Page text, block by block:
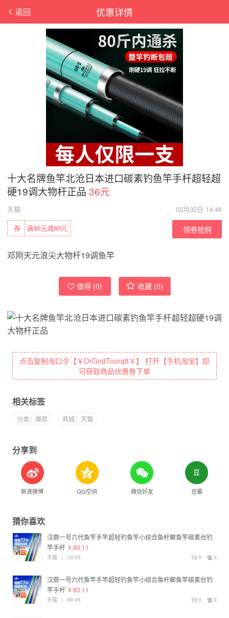
优惠详情
返回
十大名牌鱼竿北沧日本进口碳素钓鱼竿手杆超轻超
硬19调大物杆正品 36元
天猫
02月02日 14:46
满90元减60元
券 领券抢购
邓刚天元浪尖大物杆19调鱼竿
值得 (0) 收藏 (0)
点击复制淘口令【￥OrGndToorq8￥】 打开【手机淘宝】即
可获取商品优惠券下单
相关标签
分类：爆款 商城：天猫
分享到
新浪微博 QQ空间 微信好友 豆瓣
猜你喜欢
汉鼎一号六代鱼竿手竿超轻钓鱼竿小综合鱼杆鲫鱼竿碳素台钓
竿手杆 ¥ 80.11
0
0
天猫 | 10:05
汉鼎一号六代鱼竿手竿超轻钓鱼竿小综合鱼杆鲫鱼竿碳素台钓
竿手杆 ¥ 80.11
0
0
天猫 | 09:45